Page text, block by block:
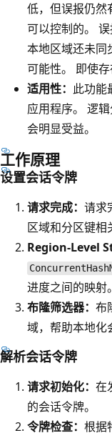
低，但误报仍然
可以控制的。
本地区域还未同
可能性。 即使
适用性： 此功能
应用程序。 逻
会明显受益。
工作原理
设置会话令牌
请求完成： 请求
区域和分区键相
Region-Level
进度之间的映射。
布隆筛选器： 布
域，帮助本地化
解析会话令牌
请求初始化： 在
的会话令牌。
令牌检查： 根据